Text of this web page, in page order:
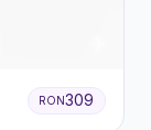
RON309